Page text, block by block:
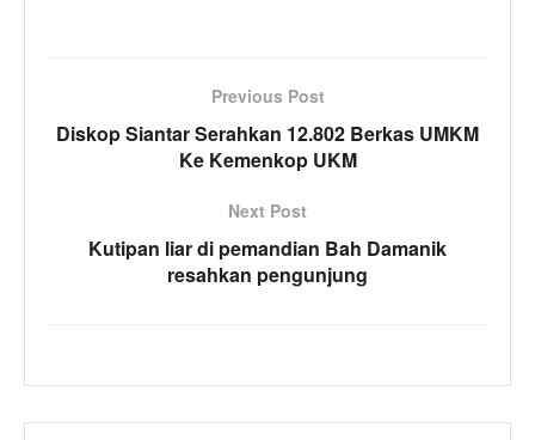
Previous Post
Diskop Siantar Serahkan 12.802 Berkas UMKM
Ke Kemenkop UKM
Next Post
Kutipan liar di pemandian Bah Damanik
resahkan pengunjung